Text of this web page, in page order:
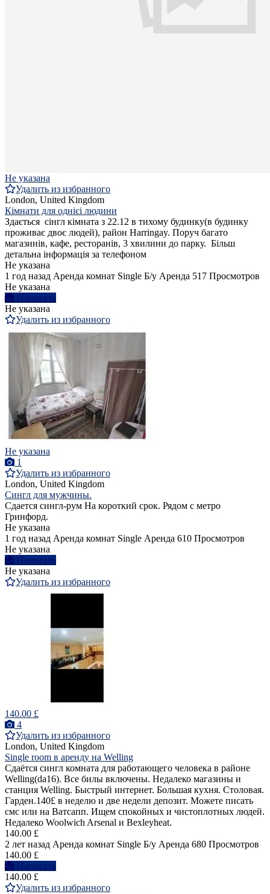
Не указана
Удалить из избранного
London, United Kingdom
Кімнати для однієі людини
Здається сінгл кімната з 22.12 в тихому будинку(в будинку
проживає двоє людей), район Harringay. Поруч багато
магазинів, кафе, ресторанів, 3 хвилини до парку. Більш
детальна інформація за телефоном
Не указана
1 год назад Аренда комнат Single Б/у Аренда 517 Просмотров
Не указана
Написать
Не указана
Удалить из избранного
Не указана
1
Удалить из избранного
London, United Kingdom
Сингл для мужчины.
Сдается сингл-рум На короткий срок. Рядом с метро
Гринфорд.
Не указана
1 год назад Аренда комнат Single Аренда 610 Просмотров
Не указана
Написать
Не указана
Удалить из избранного
140.00 £
4
Удалить из избранного
London, United Kingdom
Single room в аренду на Welling
Сдаётся сингл комната для работающего человека в районе
Welling(da16). Все билы включены. Недалеко магазины и
станция Welling. Быстрый интернет. Большая кухня. Столовая.
Гарден.140£ в неделю и две недели депозит. Можете писать
смс или на Ватсапп. Ищем спокойных и чистоплотных людей.
Недалеко Woolwich Arsenal и Bexleyheat.
140.00 £
2 лет назад Аренда комнат Single Б/у Аренда 680 Просмотров
140.00 £
Написать
140.00 £
Удалить из избранного